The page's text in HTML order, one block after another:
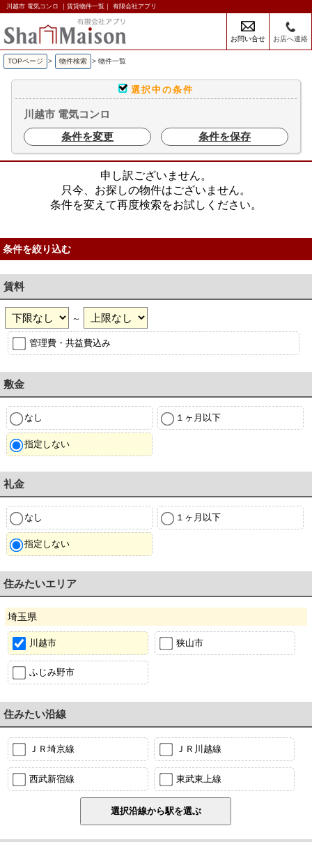
川越市 電気コンロ ｜賃貸物件一覧｜ 有限会社アプリ
お問い合せ お店へ連絡
TOPページ > 物件検索 > 物件一覧
選択中の条件
川越市 電気コンロ
条件を変更
条件を保存
申し訳ございません。
只今、お探しの物件はございません。
条件を変えて再度検索をお試しください。
条件を絞り込む
賃料
～
管理費・共益費込み
敷金
なし １ヶ月以下
指定しない
礼金
なし １ヶ月以下
指定しない
住みたいエリア
埼玉県
川越市 狭山市
ふじみ野市
住みたい沿線
ＪＲ埼京線 ＪＲ川越線
西武新宿線 東武東上線